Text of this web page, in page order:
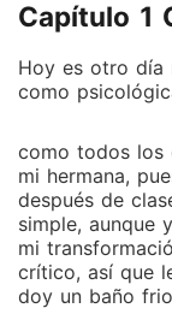
cambio y ahora
infierno, yo
edad en la que
fue a los 12
mate pero él es
antes era
días. Mi hermana tiene mate desde que nació aun así
su
cambiase, pero
Capítulo 1
Hoy es otro día
como
como todos los
mi hermana,
después de
simple, aunque
mi
crítico, así que
doy un baño